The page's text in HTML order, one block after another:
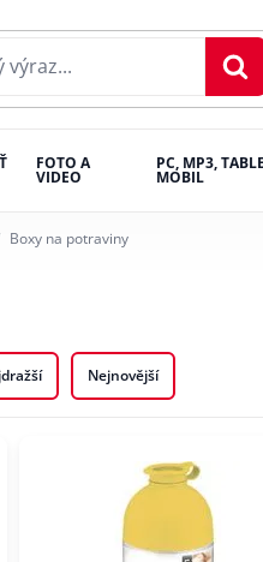
FOTO A
VIDEO
PC, MP3,
MOBIL
Boxy na potraviny
Nejnovější